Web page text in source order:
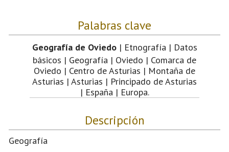
Palabras clave
Geografía de Oviedo| Etnografía | Datos
básicos | Geografía | Oviedo | Comarca de
Oviedo | Centro de Asturias | Montaña de
Asturias | Asturias | Principado de Asturias
| España | Europa.
Descripción
Geografía